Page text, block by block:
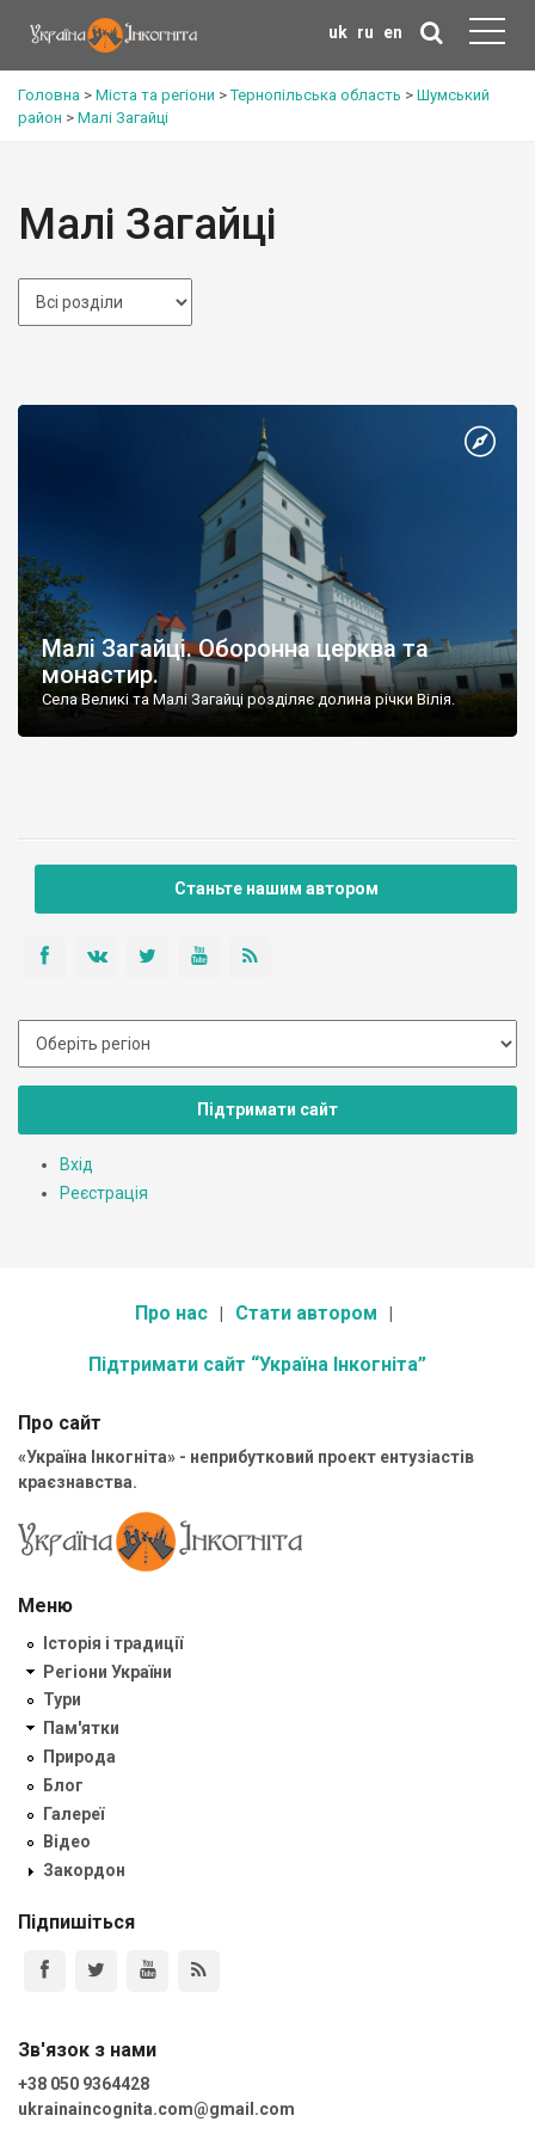
uk ru en
Головна > Міста та регіони >Тернопільська область > Шумський
район > Малі Загайці
Малі Загайці
Малі Загайці. Оборонна церква та
монастир.
Села Великі та Малі Загайці розділяє долина річки Вілія.
Станьте нашим автором
Підтримати сайт
Вхід
Реєстрація
Про нас Стати автором
Підтримати сайт “Україна Інкогніта”
Про сайт
«Україна Інкогніта» - неприбутковий проект ентузіастів
краєзнавства.
Меню
Історія і традиції
Регіони України
Тури
Пам'ятки
Природа
Блог
Галереї
Відео
Закордон
Підпишіться
Зв'язок з нами
+38 050 9364428
ukrainaincognita.com@gmail.com